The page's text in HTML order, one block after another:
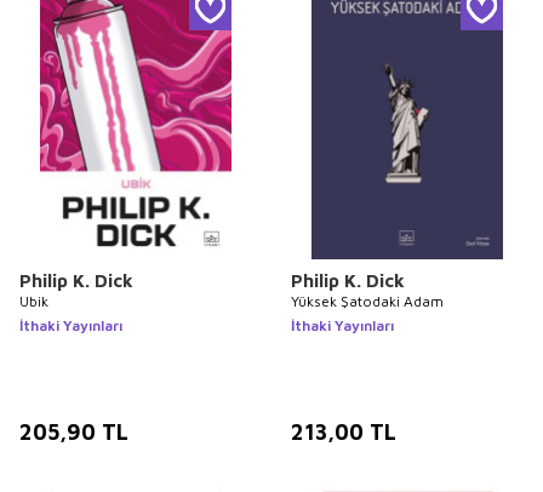
Philip K. Dick
Ubik
İthaki Yayınları
205,90 TL
Philip K. Dick
Yüksek Şatodaki Adam
İthaki Yayınları
213,00 TL